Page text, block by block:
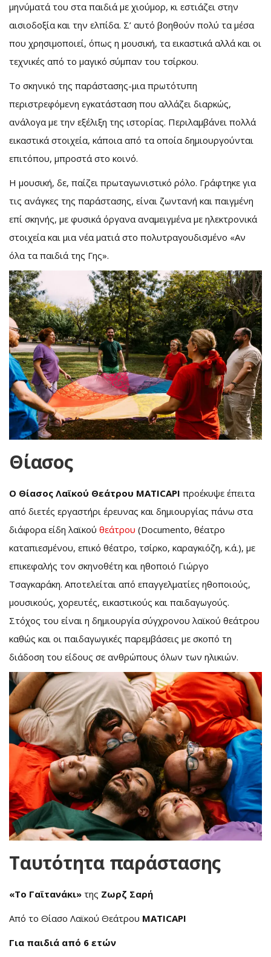
μηνύματά του στα παιδιά με χιούμορ, κι εστιάζει στην
αισιοδοξία και την ελπίδα. Σ’ αυτό βοηθούν πολύ τα μέσα
που χρησιμοποιεί, όπως η μουσική, τα εικαστικά αλλά και οι
τεχνικές από το μαγικό σύμπαν του τσίρκου.
Το σκηνικό της παράστασης-μια πρωτότυπη
περιστρεφόμενη εγκατάσταση που αλλάζει διαρκώς,
ανάλογα με την εξέλιξη της ιστορίας. Περιλαμβάνει πολλά
εικαστικά στοιχεία, κάποια από τα οποία δημιουργούνται
επιτόπου, μπροστά στο κοινό.
Η μουσική, δε, παίζει πρωταγωνιστικό ρόλο. Γράφτηκε για
τις ανάγκες της παράστασης, είναι ζωντανή και παιγμένη
επί σκηνής, με φυσικά όργανα αναμειγμένα με ηλεκτρονικά
στοιχεία και μια νέα ματιά στο πολυτραγουδισμένο «Αν
όλα τα παιδιά της Γης».
Θίασος
Ο Θίασος Λαϊκού Θεάτρου MATICAPI προέκυψε έπειτα
από διετές εργαστήρι έρευνας και δημιουργίας πάνω στα
διάφορα είδη λαϊκού θεάτρου (Documento, θέατρο
καταπιεσμένου, επικό θέατρο, τσίρκο, καραγκιόζη, κ.ά.), με
επικεφαλής τον σκηνοθέτη και ηθοποιό Γιώργο
Τσαγκαράκη. Αποτελείται από επαγγελματίες ηθοποιούς,
μουσικούς, χορευτές, εικαστικούς και παιδαγωγούς.
Στόχος του είναι η δημιουργία σύγχρονου λαϊκού θεάτρου
καθώς και οι παιδαγωγικές παρεμβάσεις με σκοπό τη
διάδοση του είδους σε ανθρώπους όλων των ηλικιών.
Ταυτότητα παράστασης
«Το Γαϊτανάκι» της Ζωρζ Σαρή
Από το Θίασο Λαϊκού Θεάτρου MATICAPI
Για παιδιά από 6 ετών